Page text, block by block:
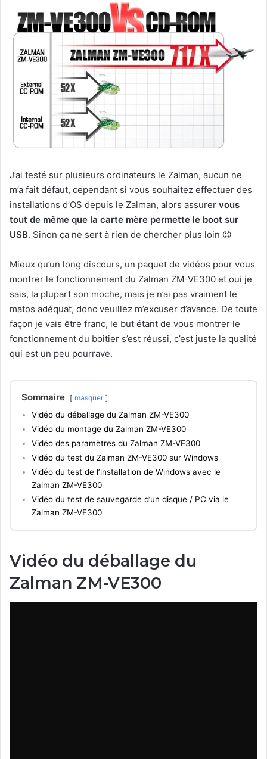
J’ai testé sur plusieurs ordinateurs le Zalman, aucun ne
m’a fait défaut, cependant si vous souhaitez effectuer des
installations d’OS depuis le Zalman, alors assurer vous
tout de même que la carte mère permette le boot sur
USB. Sinon ça ne sert à rien de chercher plus loin 😉
Mieux qu’un long discours, un paquet de vidéos pour vous
montrer le fonctionnement du Zalman ZM-VE300 et oui je
sais, la plupart son moche, mais je n’ai pas vraiment le
matos adéquat, donc veuillez m’excuser d’avance. De toute
façon je vais être franc, le but étant de vous montrer le
fonctionnement du boitier s’est réussi, c’est juste la qualité
qui est un peu pourrave.
Sommaire masquer
Vidéo du déballage du Zalman ZM-VE300
Vidéo du montage du Zalman ZM-VE300
Vidéo des paramètres du Zalman ZM-VE300
Vidéo du test du Zalman ZM-VE300 sur Windows
Vidéo du test de l’installation de Windows avec le
Zalman ZM-VE300
Vidéo du test de sauvegarde d’un disque / PC via le
Zalman ZM-VE300
Vidéo du déballage du
Zalman ZM-VE300